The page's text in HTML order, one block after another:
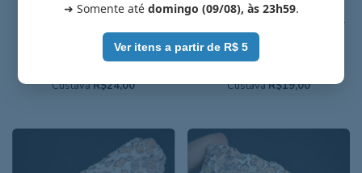
Peru
Riolito orbicular "olho de
454
CustavaR$24,00
Peru
Riolito orbicular "leopardo"
multicores - 6,3 cm - Cód. 7G-
349
CustavaR$19,00
➜ Somente até domingo (09/08), às 23h59.
Ver itens a partir de R$ 5